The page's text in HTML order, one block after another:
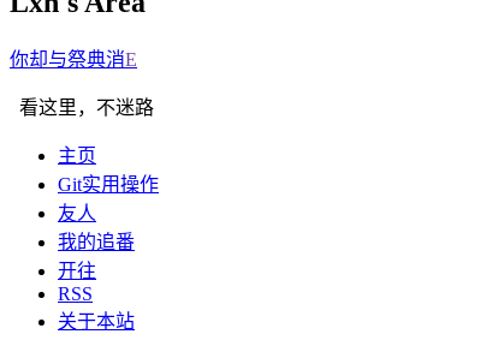
你却Q,YUY
看这里，不迷路
主页
Git实用操作
友人
我的追番
开往
RSS
关于本站